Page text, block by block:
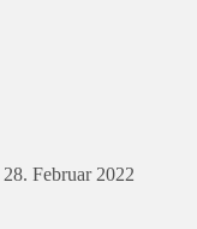
28. Februar 2022